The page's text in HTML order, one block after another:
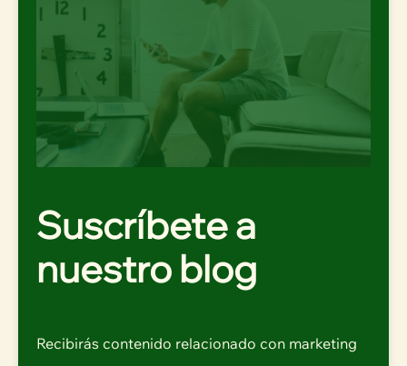
Suscríbete a
nuestro blog
Recibirás contenido relacionado con marketing